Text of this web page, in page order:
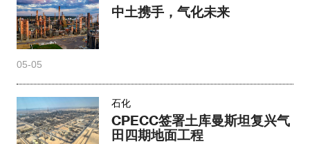
中土携手，气化未来
05-05
石化
CPECC签署土库曼斯坦复兴气
田四期地面工程